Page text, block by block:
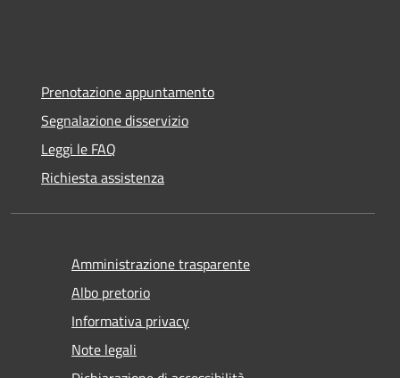
Prenotazione appuntamento
Segnalazione disservizio
Leggi le FAQ
Richiesta assistenza
Amministrazione trasparente
Albo pretorio
Informativa privacy
Note legali